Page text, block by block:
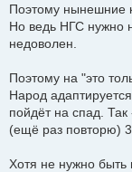
Поэтому нынешние
Но ведь НГС нужно
недоволен.
Поэтому на "это
Народ
пойдёт на спад.
(ещё раз повторю)
Хотя не нужно